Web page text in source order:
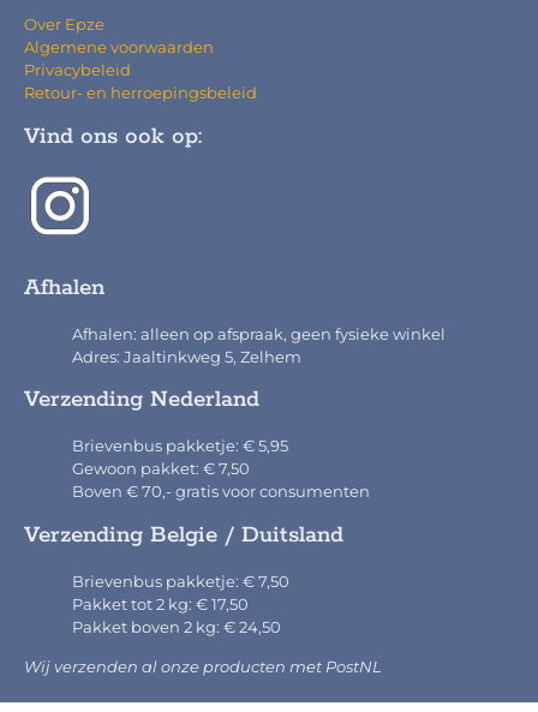
Over Epze
Algemene voorwaarden
Privacybeleid
Retour- en herroepingsbeleid
Vind ons ook op:
Afhalen
Afhalen: alleen op afspraak, geen fysieke winkel
Adres: Jaaltinkweg 5, Zelhem
Verzending Nederland
Brievenbus pakketje: € 5,95
Gewoon pakket: € 7,50
Boven € 70,- gratis voor consumenten
Verzending Belgie / Duitsland
Brievenbus pakketje: € 7,50
Pakket tot 2 kg: € 17,50
Pakket boven 2 kg: € 24,50
Wij verzenden al onze producten met PostNL